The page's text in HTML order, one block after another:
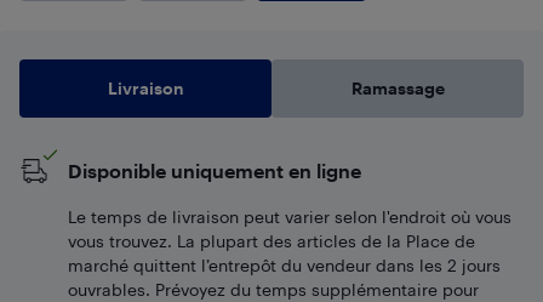
Livraison Ramassage
Disponible uniquement en ligne
Le temps de livraison peut varier selon l'endroit où vous
vous trouvez. La plupart des articles de la Place de
marché quittent l’entrepôt du vendeur dans les 2 jours
ouvrables. Prévoyez du temps supplémentaire pour